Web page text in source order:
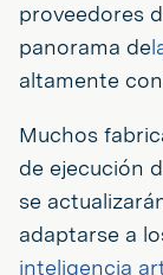
proveedores
panorama de
altamente
Muchos
de ejecución
se
adaptarse a
inteligencia